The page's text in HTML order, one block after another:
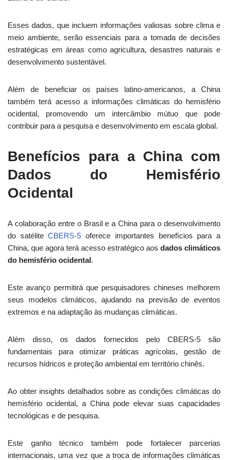
Esses dados, que incluem informações valiosas sobre clima e
meio ambiente, serão essenciais para a tomada de decisões
estratégicas em áreas como agricultura, desastres naturais e
desenvolvimento sustentável.
Além de beneficiar os países latino-americanos, a China
também terá acesso a informações climáticas do hemisfério
ocidental, promovendo um intercâmbio mútuo que pode
contribuir para a pesquisa e desenvolvimento em escala global.
Benefícios para a China com
Dados do Hemisfério
Ocidental
A colaboração entre o Brasil e a China para o desenvolvimento
do satéliteCBERS-5 oferece importantes benefícios para a
China, que agora terá acesso estratégico aos dados climáticos
do hemisfério ocidental.
Este avanço permitirá que pesquisadores chineses melhorem
seus modelos climáticos, ajudando na previsão de eventos
extremos e na adaptação às mudanças climáticas.
Além disso, os dados fornecidos pelo CBERS-5 são
fundamentais para otimizar práticas agrícolas, gestão de
recursos hídricos e proteção ambiental em território chinês.
Ao obter insights detalhados sobre as condições climáticas do
hemisfério ocidental, a China pode elevar suas capacidades
tecnológicas e de pesquisa.
Este ganho técnico também pode fortalecer parcerias
internacionais, uma vez que a troca de informações climáticas